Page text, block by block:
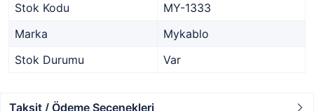
Stok Kodu
MY-1333
Marka
Mykablo
Stok Durumu
Var
Taksit / Ödeme Seçenekleri